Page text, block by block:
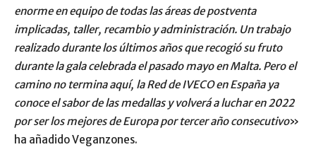
enorme en equipo de todas las áreas de postventa
implicadas, taller, recambio y administración. Un trabajo
realizado durante los últimos años que recogió su fruto
durante la gala celebrada el pasado mayo en Malta. Pero el
camino no termina aquí, la Red de IVECO en España ya
conoce el sabor de las medallas y volverá a luchar en 2022
por ser los mejores de Europa por tercer año consecutivo»
ha añadido Veganzones.